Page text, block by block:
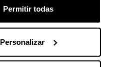
Permitir todas
Personalizar